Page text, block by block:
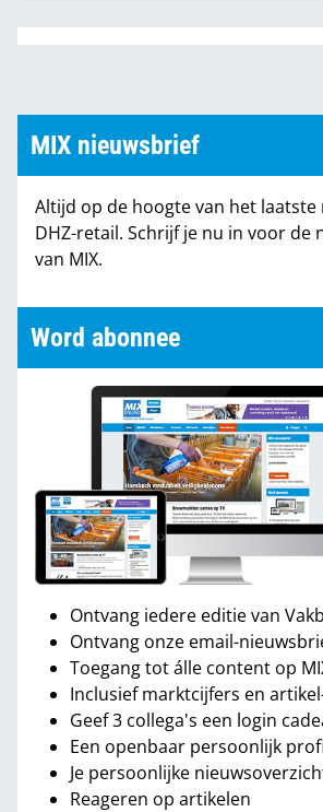
MIX nieuwsbrief
Altijd op de hoogte van het laatste
DHZ-retail. Schrijf je nu in voor de
van MIX.
Word abonnee
Ontvang iedere editie van
Ontvang onze email-
Toegang tot álle content op
Inclusief marktcijfers en
Geef 3 collega's een login
Een openbaar persoonlijk
Je persoonlijke
Reageren op artikelen